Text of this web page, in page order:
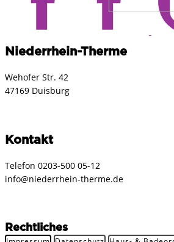
Niederrhein-Therme
Wehofer Str. 42
47169 Duisburg
Kontakt
Telefon ​0203-500 05-12
info@niederrhein-therme.de
Rechtliches